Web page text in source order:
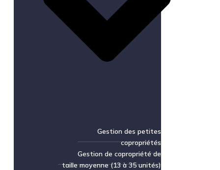
Gestion des petites
copropriétés
Gestion de copropriété de
taille moyenne (13 à 35 unités)